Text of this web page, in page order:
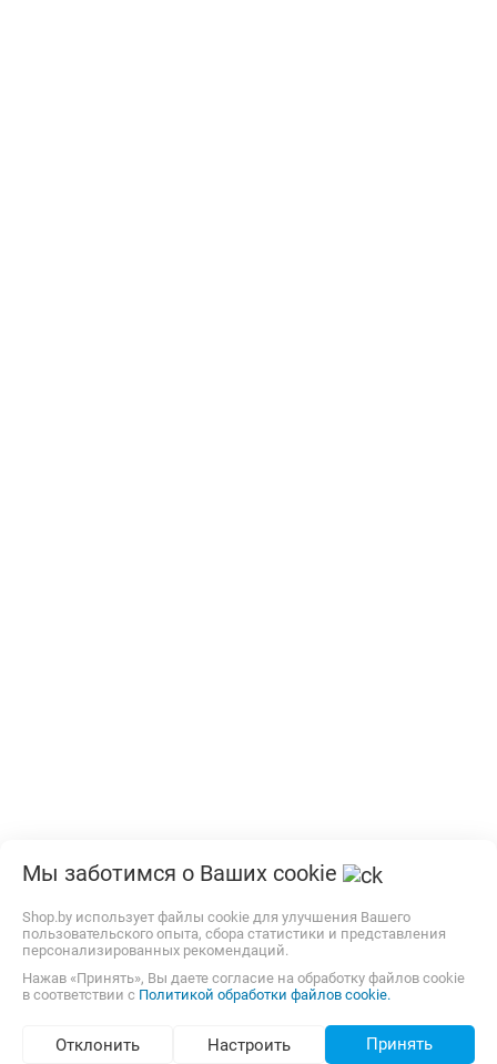
Мы заботимся о Ваших cookie
Shop.by использует файлы cookie для улучшения Вашего
пользовательского опыта, сбора статистики и представления
персонализированных рекомендаций.
Нажав «Принять», Вы даете согласие на обработку файлов cookie
в соответствии с Политикой обработки файлов cookie.
Отклонить Настроить Принять